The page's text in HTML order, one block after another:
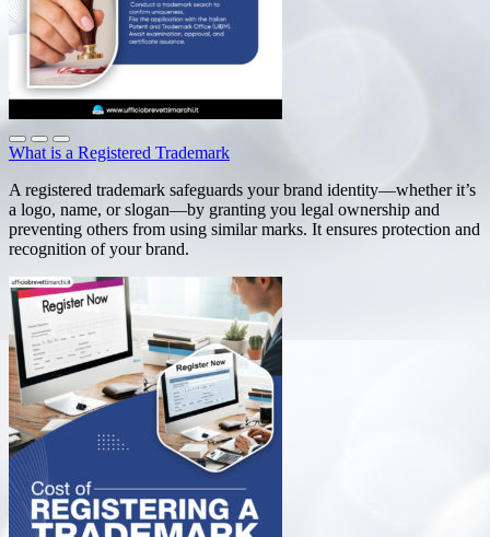
What is a Registered Trademark
A registered trademark safeguards your brand identity—whether it’s
a logo, name, or slogan—by granting you legal ownership and
preventing others from using similar marks. It ensures protection and
recognition of your brand.